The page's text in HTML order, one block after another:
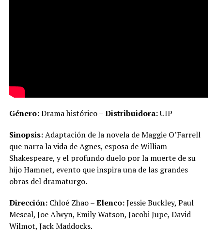
Género:Drama histórico –Distribuidora:UIP
Sinopsis:Adaptación de la novela de Maggie O’Farrell
que narra la vida de Agnes, esposa de William
Shakespeare, y el profundo duelo por la muerte de su
hijo Hamnet, evento que inspira una de las grandes
obras del dramaturgo.
Dirección:Chloé Zhao –Elenco:Jessie Buckley, Paul
Mescal, Joe Alwyn, Emily Watson, Jacobi Jupe, David
Wilmot, Jack Maddocks.